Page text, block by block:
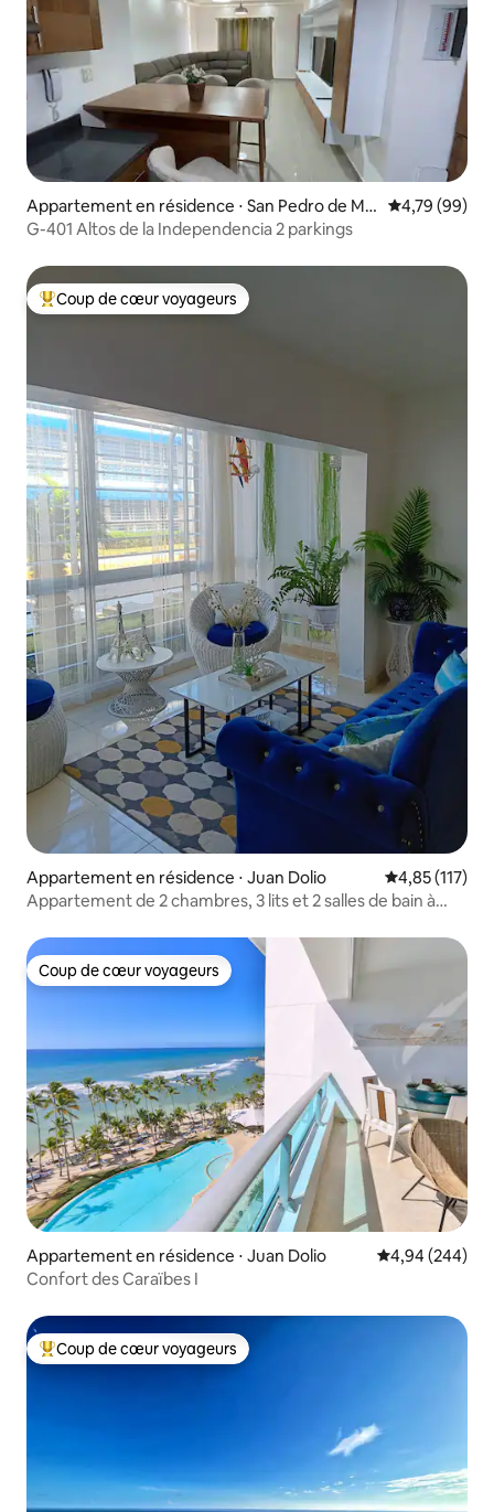
Appartement en résidence ⋅ San Pedro de Ma
corís
Évaluation
4,79 (99)
G-401 Altos de la Independencia 2 parkings
Coups de cœur voyageurs les plus appréciés
Coup de cœur voyageurs
Appartement en résidence ⋅ Juan Dolio Évaluation
4,85 (117)
Appartement de 2 chambres, 3 lits et 2 salles de bain à
Coup de cœur voyageurs
Coup de cœur voyageurs
Appartement en résidence ⋅ Juan Dolio Évaluation
4,94 (244)
Confort des Caraïbes I
Coups de cœur voyageurs les plus appréciés
Coup de cœur voyageurs